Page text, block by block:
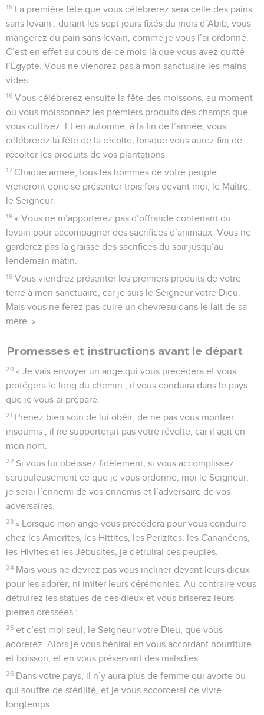
15 La première fête que vous célébrerez sera celle des pains
sans levain : durant les sept jours fixés du mois d’Abib, vous
mangerez du pain sans levain, comme je vous l’ai ordonné.
C’est en effet au cours de ce mois-là que vous avez quitté
l’Égypte. Vous ne viendrez pas à mon sanctuaire les mains
vides.
16 Vous célébrerez ensuite la fête des moissons, au moment
où vous moissonnez les premiers produits des champs que
vous cultivez. Et en automne, à la fin de l’année, vous
célébrerez la fête de la récolte, lorsque vous aurez fini de
récolter les produits de vos plantations.
17 Chaque année, tous les hommes de votre peuple
viendront donc se présenter trois fois devant moi, le Maître,
le Seigneur.
18 « Vous ne m’apporterez pas d’offrande contenant du
levain pour accompagner des sacrifices d’animaux. Vous ne
garderez pas la graisse des sacrifices du soir jusqu’au
lendemain matin.
19 Vous viendrez présenter les premiers produits de votre
terre à mon sanctuaire, car je suis le Seigneur votre Dieu.
Mais vous ne ferez pas cuire un chevreau dans le lait de sa
mère. »
Promesses et instructions avant le départ
20 « Je vais envoyer un ange qui vous précédera et vous
protégera le long du chemin ; il vous conduira dans le pays
que je vous ai préparé.
21 Prenez bien soin de lui obéir, de ne pas vous montrer
insoumis ; il ne supporterait pas votre révolte, car il agit en
mon nom.
22 Si vous lui obéissez fidèlement, si vous accomplissez
scrupuleusement ce que je vous ordonne, moi le Seigneur,
je serai l’ennemi de vos ennemis et l’adversaire de vos
adversaires.
23 « Lorsque mon ange vous précédera pour vous conduire
chez les Amorites, les Hittites, les Perizites, les Cananéens,
les Hivites et les Jébusites, je détruirai ces peuples.
24 Mais vous ne devrez pas vous incliner devant leurs dieux
pour les adorer, ni imiter leurs cérémonies. Au contraire vous
détruirez les statues de ces dieux et vous briserez leurs
pierres dressées ;
25 et c’est moi seul, le Seigneur votre Dieu, que vous
adorerez. Alors je vous bénirai en vous accordant nourriture
et boisson, et en vous préservant des maladies.
26 Dans votre pays, il n’y aura plus de femme qui avorte ou
qui souffre de stérilité, et je vous accorderai de vivre
longtemps.